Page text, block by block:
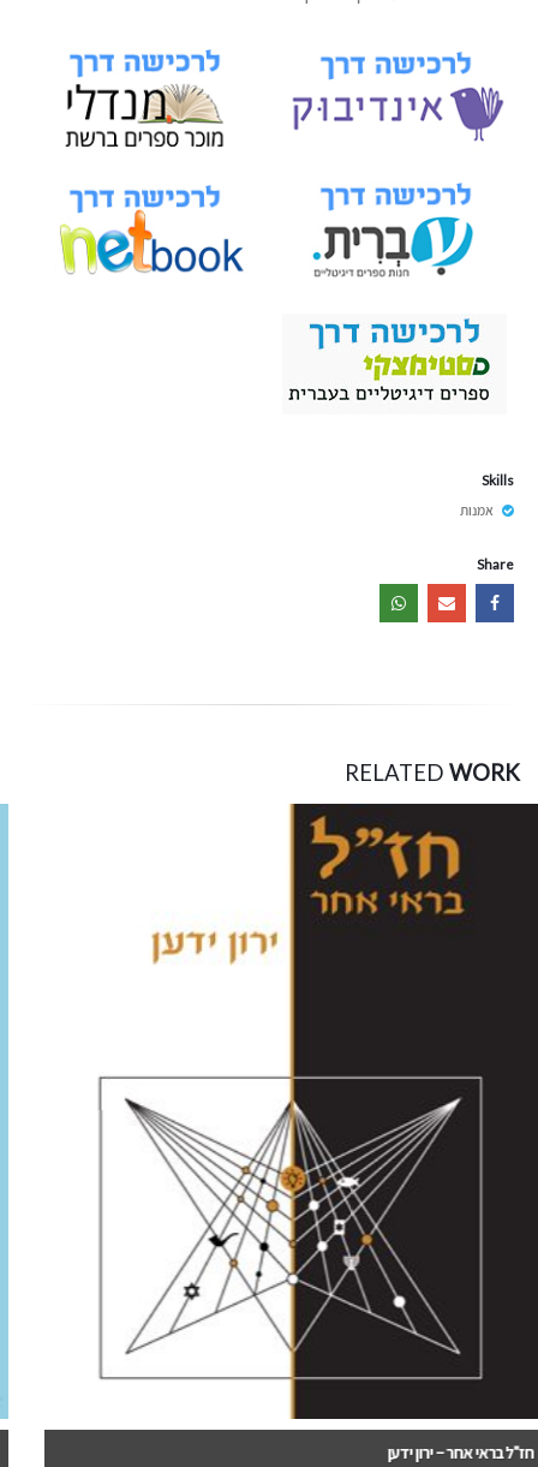
Skills
אמנות
Share
RELATED WORK
הזכות להאיר – מדריך מעשי למסע הרוחני – ליאת פיליפסון